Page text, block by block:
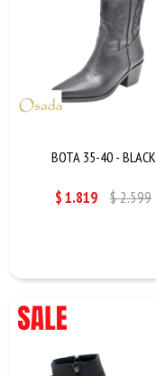
BOTA 35-40 - BLACK
$1.819 $2.599